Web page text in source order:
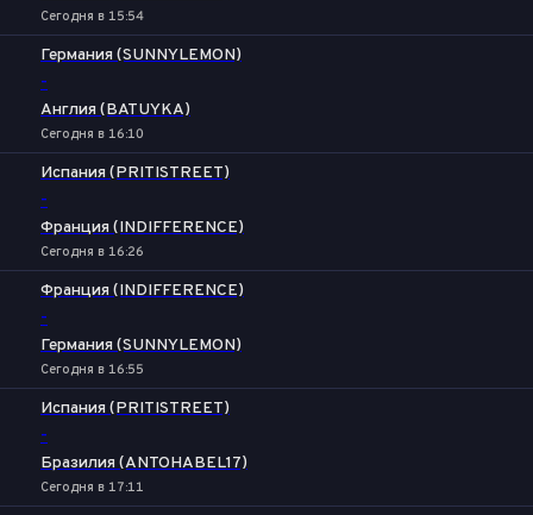
Сегодня в 15:54
Германия (SUNNYLEMON)
-
Англия (BATUYKA)
Сегодня в 16:10
Испания (PRITISTREET)
-
Франция (INDIFFERENCE)
Сегодня в 16:26
Франция (INDIFFERENCE)
-
Германия (SUNNYLEMON)
Сегодня в 16:55
Испания (PRITISTREET)
-
Бразилия (ANTOHABEL17)
Сегодня в 17:11